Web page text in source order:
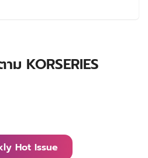
KORSERIES
Hot Issue